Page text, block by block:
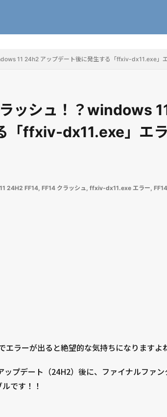
11 24h2 アップデート後に発生する「ffxiv-dx11.exe」
ラッシュ！？windows
「ffxiv-dx11.exe」エ
24H2 FF14, FF14 クラッシュ, ffxiv‑dx11.exe エラー,
エラーが出ると絶望的な気持ちになりますよ
プデート（24H2）後に、ファイナルファ
です！！